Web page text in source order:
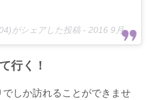
がシェアした投稿 - 2016 9月 19 6:23午前 PDT
行く！
しか訪れることができませ